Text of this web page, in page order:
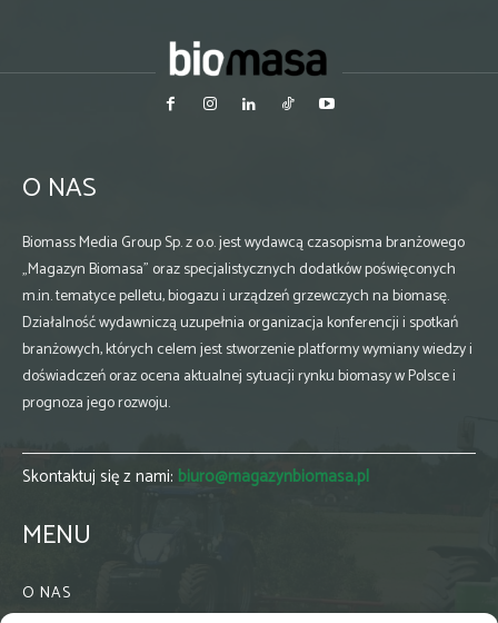
O NAS
Biomass Media Group Sp. z o.o. jest wydawcą czasopisma branżowego
„Magazyn Biomasa” oraz specjalistycznych dodatków poświęconych
m.in. tematyce pelletu, biogazu i urządzeń grzewczych na biomasę.
Działalność wydawniczą uzupełnia organizacja konferencji i spotkań
branżowych, których celem jest stworzenie platformy wymiany wiedzy i
doświadczeń oraz ocena aktualnej sytuacji rynku biomasy w Polsce i
prognoza jego rozwoju.
Skontaktuj się z nami: biuro@magazynbiomasa.pl
MENU
O NAS